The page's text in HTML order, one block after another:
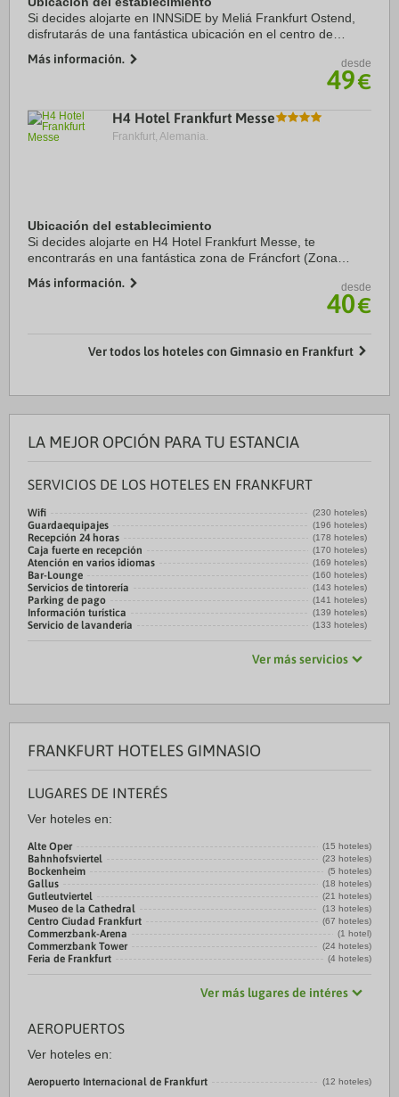
Si decides alojarte en INNSiDE by Meliá Frankfurt Ostend,
disfrutarás de una fantástica ubicación en el centro de
Römerberg. Además, este hotel con spa ...
Más información. desde
49€
H4 Hotel Frankfurt Messe
Frankfurt, Alemania.
Ubicación del establecimiento
Si decides alojarte en H4 Hotel Frankfurt Messe, te
encontrarás en una fantástica zona de Fráncfort (Zona
minutos en coche de Centro de congresos ...
Más información. desde
40€
Ver todos los hoteles con Gimnasio en Frankfurt
LA MEJOR OPCIÓN PARA TU ESTANCIA
SERVICIOS DE LOS HOTELES EN FRANKFURT
Wifi (230 hoteles)
Guardaequipajes (196 hoteles)
Recepción 24 horas (178 hoteles)
Caja fuerte en recepción (170 hoteles)
Atención en varios idiomas (169 hoteles)
Bar-Lounge (160 hoteles)
Servicios de tintorería (143 hoteles)
Parking de pago (141 hoteles)
Información turística (139 hoteles)
Servicio de lavandería (133 hoteles)
Ver más servicios
FRANKFURT HOTELES GIMNASIO
LUGARES DE INTERÉS
Ver hoteles en:
Alte Oper (15 hoteles)
Bahnhofsviertel (23 hoteles)
Bockenheim (5 hoteles)
Gallus (18 hoteles)
Gutleutviertel (21 hoteles)
Museo de la Cathedral (13 hoteles)
Centro Ciudad Frankfurt (67 hoteles)
Commerzbank-Arena (1 hotel)
Commerzbank Tower (24 hoteles)
Feria de Frankfurt (4 hoteles)
Ver más lugares de intéres
AEROPUERTOS
Ver hoteles en:
Aeropuerto Internacional de Frankfurt (12 hoteles)